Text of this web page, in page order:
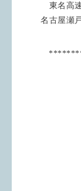
東名高
名古屋瀬